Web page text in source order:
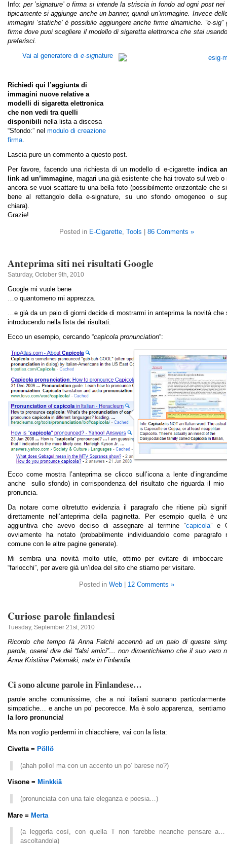
Info: per ’signature’ o firma si intende la striscia in fondo ad ogni post nei
tipicamente si aggiunge anche un banner, quindi un’immagine. Invece
immagini ’statiche’ è possibile aggiungere anche firme dinamiche. “e-sig”
firme dove puoi scegliere il modello di sigaretta elettronica che stai
preferisci.
Vai al generatore di e-signature
Richiedi qui l’aggiunta di
immagini nuove relative a
modelli di sigaretta elettronica
che non vedi tra quelli
disponibili nella lista a discesa
“Sfondo:” nel modulo di creazione
firma.
Lascia pure un commento a questo post.
Per favore, facendo una richiesta di un modello di e-cigaretteindica
link ad un’immagine, magari una già esistente che hai trovato sul web o
ancora se vuoi scattare tu una bella foto (possibilmente orizzontale che
bene al rettangolo della e-signature, su uno sfondo omogeneo o
chiara).
Grazie!
Posted in E-Cigarette, Tools 86 Comments »
Anteprima siti nei risultati Google
Saturday, October 9th, 2010
Google mi vuole bene
…o quantomeno mi apprezza.
…e già da un paio di giorni decide di mostrarmi in anteprima la novità che
introducendo nella lista dei risultati.
Ecco un esempio, cercando “capicola pronunciation“:
Ecco come mostra l’anteprima se clicco sull’icona a lente
anche sullo sfondo) in corrispondenza del risultato che riguarda il mio
pronuncia.
Da notare come oltretutto evidenzia il paragrafo che ritiene più
direttamente nell’anteprima della paginetta. Per esempio quella è
aggiuntiva che avevo deciso di assegnare al termine “capicola” e
ovviamente ha notato (probabilmente individuandolo come paragrafo
comune con le altre pagine generate).
Mi sembra una novità molto utile, ottimo per evitare di
“farlocchi”, per avere già un’idea del sito che stiamo per visitare.
Posted in Web 12 Comments »
Curiose parole finlandesi
Tuesday, September 21st, 2010
Ricordo che tempo fà Anna Falchi accennò ad un paio di queste
parole, oserei dire dei “falsi amici”… non dimentichiamo che il suo vero
Anna Kristiina Palomäki, nata in Finlandia.
Ci sono alcune parole in Finlandese…
parole anche comunissime, che a noi italiani suonano
simpatiche… e anche un po’ pecorecce. Ma è solo apparenza, sentiamo
la loro pronuncia!
Ma non voglio perdermi in chiacchiere, vai con la lista:
Civetta = Pöllö
(ahah pollo! ma con un accento un po’ barese no?)
Visone = Minkkiä
(pronunciata con una tale eleganza e poesia…)
Mare = Merta
(a leggerla così, con quella T non farebbe neanche pensare
ascoltandola)